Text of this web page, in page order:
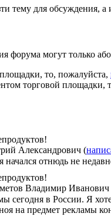
тему для обсуждения,
форума могут только
то, пожалуйста,
торговой площадки,
Александрович (
отнюдь не
Владимир Иванович
сегодня в России. Я
на предмет рекламы